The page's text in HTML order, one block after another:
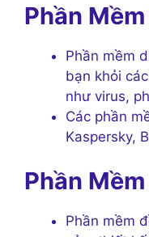
Phần
Phần mềm
bạn khỏi
như virus,
Các phần
Kaspersky,
Phần
Phần mềm